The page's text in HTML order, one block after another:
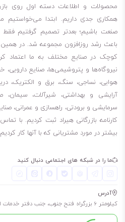
بگویم مظروف 210 لیتری این
برای چک کردن موجودی انبار مبنی بر
هست یا نه، باید با شماره‌هایی که در سایت
روغن بهران کمپرسور PS 22
روغن بهران کمپرسور PS 32
روغن بهران کمپرسور PS 46
روغن بهران کمپرسور PS 68
روغن بهران کمپرسور VDL 46
روغن بهران کمپرسور VDL 68
محصولات و اطلاعات دسته اول روی
همکاری جدی داریم. ابتدا می‌خواستیم
صنعت باشیم؛ بعدتر تصمیم گرفتیم فقط
کوچک در صنایع مختلف به ما اعتماد
نیروگاه‌ها و پتروشیمی‌ها، صنایع دارویی،
هوایی، نساجی، سنگ، برق و الکتریک،
آرایشی و بهداشتی، شیرآلات، سیمان،
سرمایشی و برودتی، راهسازی و عمرانی،
کارنامه بازرگانی هیراد ثبت کردیم. با
بیشتر در مورد مشتریانی که با آنها کار
ما را در شبکه های اجتماعی دنبال کنید
آدرس
کیلومتر 6 بزرگراه فتح جنوب، جنب دفتر خدمات الکترونیک شهر، پلاک 588 و 600